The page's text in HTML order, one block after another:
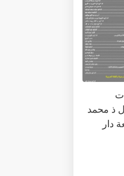
المسؤول ذ محمد
دار